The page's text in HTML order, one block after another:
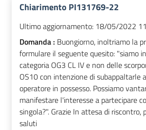
Chiarimento PI131769-22
Ultimo aggiornamento: 18/05/2022
Domanda : Buongiorno, inoltriamo la
formulare il seguente quesito: "siamo
categoria OG3 CL IV e non delle
OS10 con intenzione di subappaltarle
operatore in possesso. Possiamo
manifestare l'interesse a partecipare
singola?". Grazie In attesa di riscontro,
saluti